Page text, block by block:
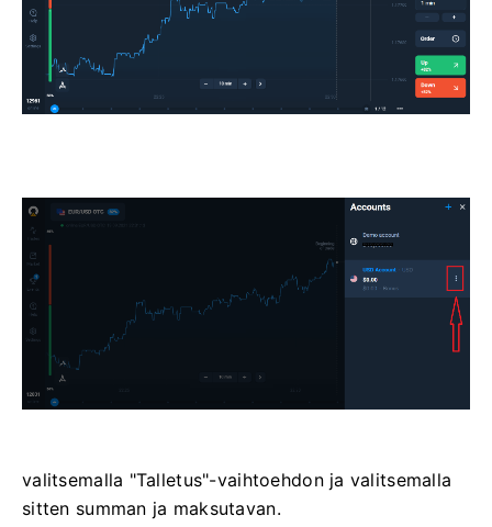
valitsemalla "Talletus"-vaihtoehdon ja valitsemalla
sitten summan ja maksutavan.